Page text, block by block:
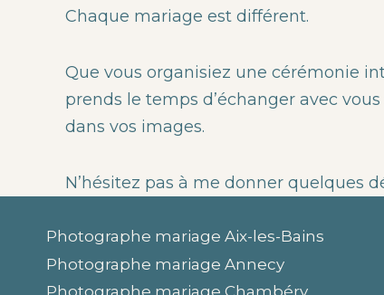
Chaque mariage est différent.
Que vous organisiez une cérémonie
prends le temps d’échanger avec
dans vos images.
N’hésitez pas à me donner quelques
Photographe mariage Aix-les-Bains
Photographe mariage Annecy